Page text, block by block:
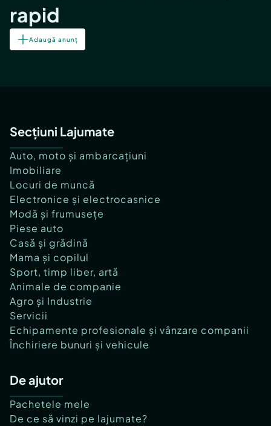
rapid
Adaugă anunț
Secțiuni Lajumate
Auto, moto și ambarcațiuni
Imobiliare
Locuri de muncă
Electronice și electrocasnice
Modă și frumusețe
Piese auto
Casă și grădină
Mama și copilul
Sport, timp liber, artă
Animale de companie
Agro și Industrie
Servicii
Echipamente profesionale și vânzare companii
Închiriere bunuri și vehicule
De ajutor
Pachetele mele
De ce să vinzi pe lajumate?